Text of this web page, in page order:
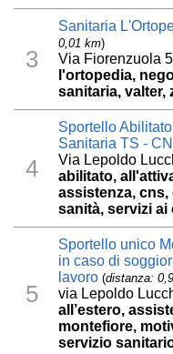
3
Sanitaria
0,01 km)
Via Fiorenzuola
l'ortopedia,
sanitaria, valter,
4
Sportello
Sanitaria TS -
Via Lepoldo
abilitato,
assistenza,
sanità, servizi
5
Sportello unico
in caso di
lavoro (distanza:
via Lepoldo
all’estero,
montefiore,
servizio